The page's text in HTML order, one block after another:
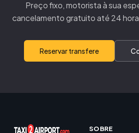
Preço fixo, motorista à sua
cancelamento gratuito até 24
Reservar transfere
SOBRE